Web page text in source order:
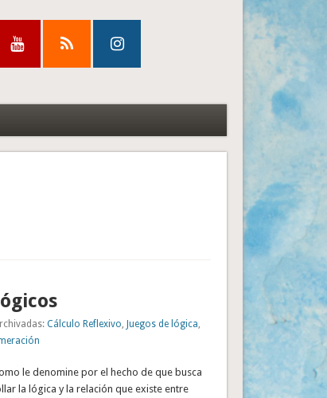
Cálculo Reflexivo Juegos de lógica
le denomine por el hecho de que busca
la lógica y la relación que existe entre